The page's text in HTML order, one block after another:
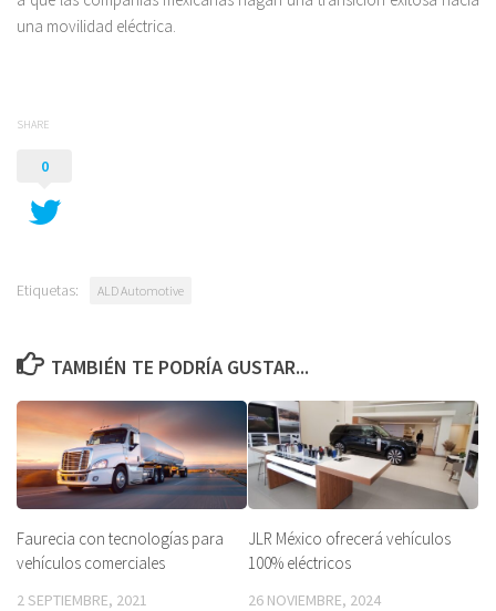
una movilidad eléctrica.
SHARE
0
Etiquetas: ALD Automotive
TAMBIÉN TE PODRÍA GUSTAR...
Faurecia con tecnologías para
vehículos comerciales
2 SEPTIEMBRE, 2021
JLR México ofrecerá vehículos
100% eléctricos
26 NOVIEMBRE, 2024